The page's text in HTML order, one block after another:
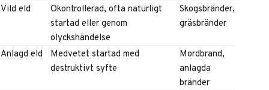
Vild eld
Okontrollerad, ofta naturligt
startad eller genom
olyckshändelse
Skogsbränder,
gräsbränder
Anlagd eld
Medvetet startad med
destruktivt syfte
Mordbrand,
anlagda
bränder